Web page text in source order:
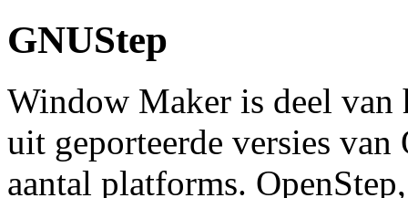
GNUStep
Window Maker is deel van
uit geporteerde versies
aantal platforms.